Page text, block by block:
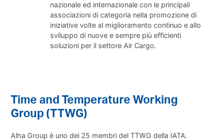
nazionale ed internazionale con le principali
associazioni di categoria nella promozione di
iniziative volte al miglioramento continuo e allo
sviluppo di nuove e sempre più efficienti
soluzioni per il settore Air Cargo.
Time and Temperature Working
Group (TTWG)
Alha Group è uno dei 25 membri del TTWG della IATA.